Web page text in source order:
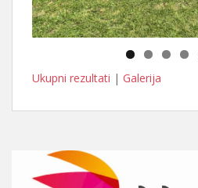
Ukupni rezultati | Galerija